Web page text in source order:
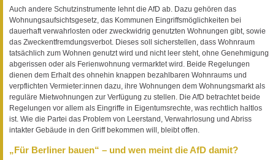
Auch andere Schutzinstrumente lehnt die AfD ab. Dazu gehören das
Wohnungsaufsichtsgesetz, das Kommunen Eingriffsmöglichkeiten bei
dauerhaft verwahrlosten oder zweckwidrig genutzten Wohnungen gibt, sowie
das Zweckentfremdungsverbot. Dieses soll sicherstellen, dass Wohnraum
tatsächlich zum Wohnen genutzt wird und nicht leer steht, ohne Genehmigung
abgerissen oder als Ferienwohnung vermarktet wird. Beide Regelungen
dienen dem Erhalt des ohnehin knappen bezahlbaren Wohnraums und
verpflichten Vermieter:innen dazu, ihre Wohnungen dem Wohnungsmarkt als
reguläre Mietwohnungen zur Verfügung zu stellen. Die AfD betrachtet beide
Regelungen vor allem als Eingriffe in Eigentumsrechte, was rechtlich haltlos
ist. Wie die Partei das Problem von Leerstand, Verwahrlosung und Abriss
intakter Gebäude in den Griff bekommen will, bleibt offen.
„Für Berliner bauen“ – und wen meint die AfD damit?